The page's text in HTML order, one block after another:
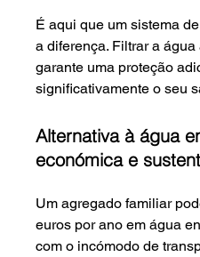
É aqui que um sistema
a diferença. Filtrar a
garante uma proteção
significativamente o seu
Alternativa à água
económica e
Um agregado familiar
euros por ano em água
com o incómodo de